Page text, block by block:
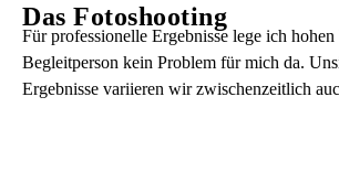
Das Fotoshooting
Für professionelle Ergebnisse lege ich
Begleitperson kein Problem für mich da.
Ergebnisse variieren wir zwischenzeitlich